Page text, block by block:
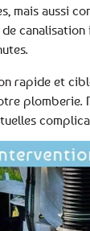
mais aussi
rapide et
plomberie.